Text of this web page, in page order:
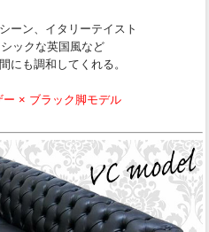
ーン、イタリーテイスト
ックな英国風など
にも調和してくれる。
ー × ブラック脚モデル